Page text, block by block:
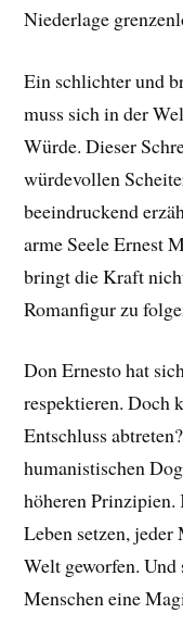
Niederlage
Ein schlichter und
muss sich in der
Würde. Dieser
würdevollen
beeindruckend
arme Seele Ernest
bringt die Kraft
Romanfigur zu
Don Ernesto hat
respektieren. Doch
Entschluss
humanistischen
höheren Prinzipien.
Leben setzen,
Welt geworfen.
Menschen eine